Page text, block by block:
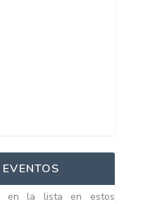
en la lista en estos